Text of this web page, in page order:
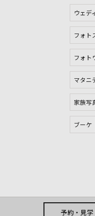
ウェデ
フォト
フォト
マタニ
家族写
ブーケ
予約・見学